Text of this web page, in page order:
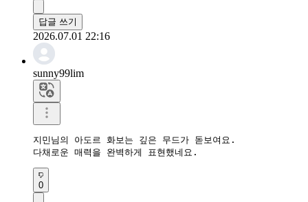
답글 쓰기
2026.07.01 22:16
sunny99lim
지민님의 아도르 화보는 깊은 무드가 돋보여요.
다채로운 매력을 완벽하게 표현했네요.
0